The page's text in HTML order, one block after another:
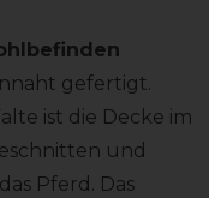
gefertigt.
ist die Decke im
und
Pferd. Das